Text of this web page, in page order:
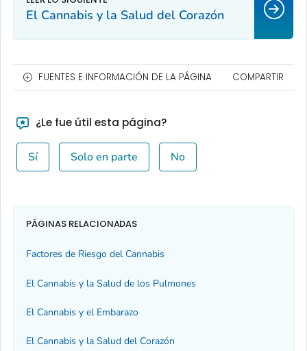
El Cannabis y la Salud del Corazón
FUENTES E INFORMACIÓN DE LA PÁGINA COMPARTIR
¿Le fue útil esta página?
Sí Solo en parte No
PÁGINAS RELACIONADAS
Factores de Riesgo del Cannabis
El Cannabis y la Salud de los Pulmones
El Cannabis y el Embarazo
El Cannabis y la Salud del Corazón